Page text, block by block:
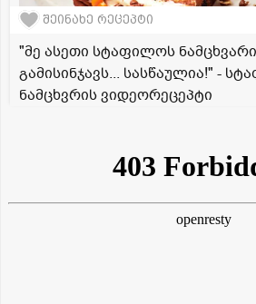
შეინახე რეცეპტი
"მე ასეთი სტაფილოს
გამისინჯავს... სასწაულია!" -
ნამცხვრის ვიდეორეცეპტი